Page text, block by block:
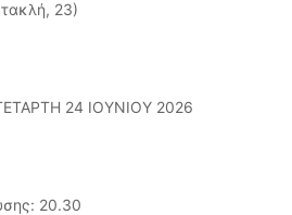
23)
24 ΙΟΥΝΙΟΥ 2026
20.30